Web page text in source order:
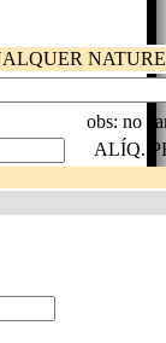
obs: no
ALÍQ.